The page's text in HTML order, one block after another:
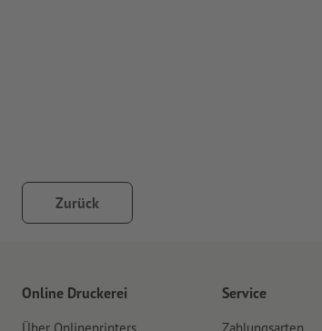
Zurück
Online Druckerei Service